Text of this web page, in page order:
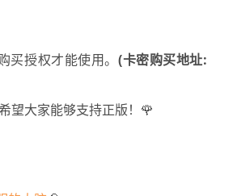
买授权才能使用。 (卡密购买地址:
望大家能够支持正版！🌹